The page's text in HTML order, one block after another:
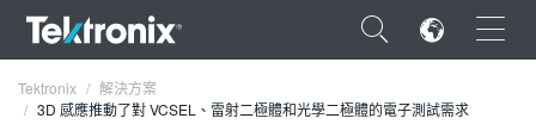
×
Tektronix
解決方案
3D 感應推動了對 VCSEL、雷射二極體和光學二極體的電子測試需求